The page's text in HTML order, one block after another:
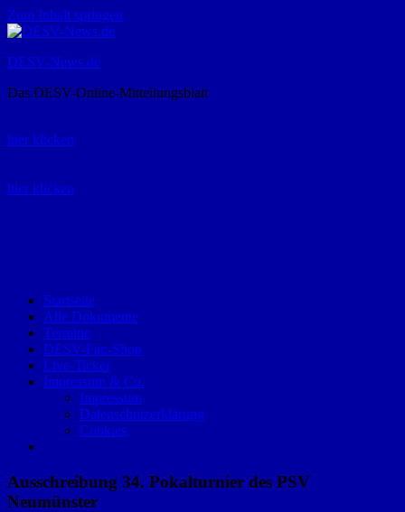
Zum Inhalt springen
DESV-News.de
Das DESV-Online-Mitteilungsblatt
hier klicken
hier klicken
Startseite
Alle Dokumente
Termine
DESV-Fan-Shop
Live-Ticker
Impressum & Co.
Impressum
Datenschutzerklärung
Cookies
Ausschreibung 34. Pokalturnier des PSV
Neumünster